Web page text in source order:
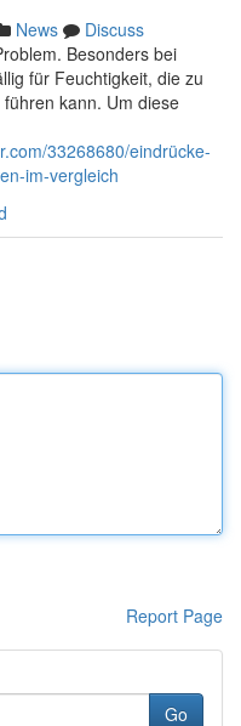
News
Discuss
Besonders bei
für Feuchtigkeit, die zu
kann. Um diese
33268680/eindrücke-
im-vergleich
Report Page
Go